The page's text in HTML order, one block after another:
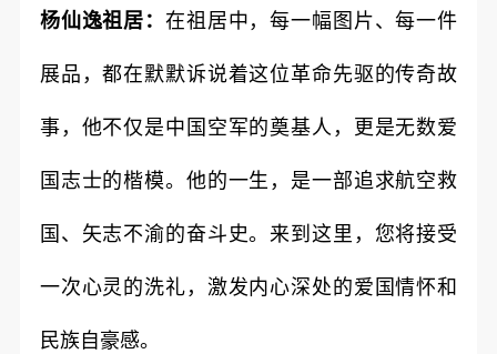
杨仙逸祖居： 在祖居中，每一幅图片、每一件
展品，都在默默诉说着这位革命先驱的传奇故
事，他不仅是中国空军的奠基人，更是无数爱
国志士的楷模。他的一生，是一部追求航空救
国、矢志不渝的奋斗史。来到这里，您将接受
一次心灵的洗礼，激发内心深处的爱国情怀和
民族自豪感。